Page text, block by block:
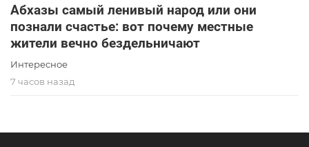
Абхазы самый ленивый народ или они
познали счастье: вот почему местные
жители вечно бездельничают
Интересное
7 часов назад